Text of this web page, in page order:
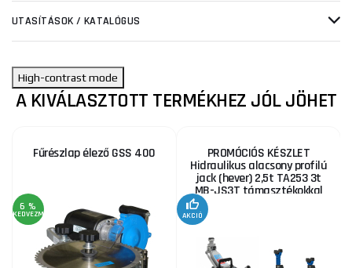
UTASÍTÁSOK / KATALÓGUS
High-contrast mode
A KIVÁLASZTOTT TERMÉKHEZ JÓL JÖHET
Fűrészlap élező GSS 400
6 %
KEDVEZMÉNY
PROMÓCIÓS KÉSZLET
Hidraulikus alacsony profilú
jack (hever) 2,5t TA253 3t
MB-JS3T támasztékokkal
AKCIÓ